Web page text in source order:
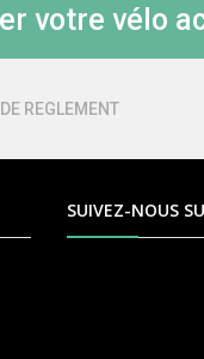
votre vélo
REGLEMENT
SUIVEZ-NOUS